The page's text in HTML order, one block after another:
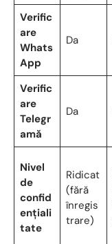
Verific
are
Whats
App
Da
Verific
are
Telegr
amă
Da
Nivel
de
confid
ențiali
tate
Ridicat
(fără
înregis
trare)